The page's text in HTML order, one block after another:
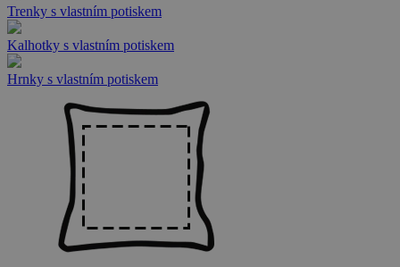
Trenky s vlastním potiskem
Kalhotky s vlastním potiskem
Hrnky s vlastním potiskem